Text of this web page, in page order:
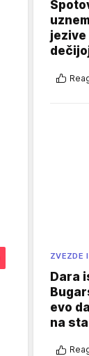
jezive
ZVEZDE
Dara
evo
na